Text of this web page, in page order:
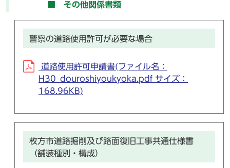
■ その他関係書類
警察の道路使用許可が必要な場合
道路使用許可申請書(ファイル名：
H30_douroshiyoukyoka.pdf サイズ：
168.96KB)
枚方市道路掘削及び路面復旧工事共通仕様書
（舗装種別・構成）